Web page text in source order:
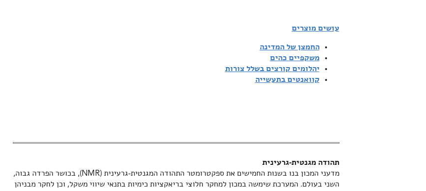
עושים מוצרים
החמצן של המדינה
משקפיים כהים
יהלומים קורצים בשלל צורות
קוואנטים בתעשייה
תהודה מגנטית-גרעינית
מדעני המכון בנו בשנות החמישים את ספקטרומטר התהודה המגנטית-גרעינית (NMR), בכושר הפרדה גבוה,
השני בעולם. המערכת שימשה במכון למחקר חלוצי בריאקציות כימיות בתנאי שיווי משקל, וכן לחקר מבניהן